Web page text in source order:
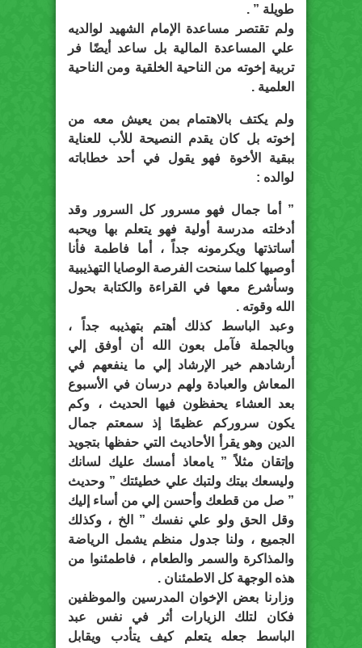
طويلة ” .
ولم تقتصر مساعدة الإمام الشهيد لوالديه
علي المساعدة المالية بل ساعد أيضًا فر
تربية إخوته من الناحية الخلقية ومن الناحية
العلمية .
ولم يكتف بالاهتمام بمن يعيش معه من
إخوته بل كان يقدم النصيحة للأب للعناية
ببقية الأخوة فهو يقول في أحد خطاباته
لوالده :
” أما جمال فهو مسرور كل السرور وقد
أدخلته مدرسة أولية فهو يتعلم بها ويحبه
أساتذتها ويكرمونه جداً ، أما فاطمة فأنا
أوصيها كلما سنحت الفرصة الوصايا التهذيبية
وسأشرع معها في القراءة والكتابة بحول
الله وقوته .
وعبد الباسط كذلك أهتم بتهذيبه جداً ،
وبالجملة فآمل بعون الله أن أوفق إلي
أرشادهم خير الإرشاد إلي ما ينفعهم في
المعاش والعبادة ولهم درسان في الأسبوع
بعد العشاء يحفظون فيها الحديث ، وكم
يكون سروركم عظيمًا إذ سمعتم جمال
الدين وهو يقرأ الأحاديث التي حفظها بتجويد
وإتقان مثلاً ” يامعاذ أمسك عليك لسانك
وليسعك بيتك ولتبك علي خطيئتك ” وحديث
” صل من قطعك وأحسن إلي من أساء إليك
وقل الحق ولو علي نفسك ” الخ ، وكذلك
الجميع ، ولنا جدول منظم يشمل الرياضة
والمذاكرة والسمر والطعام ، فاطمئنوا من
هذه الوجهة كل الاطمئنان .
وزارنا بعض الإخوان المدرسين والموظفين
فكان لتلك الزيارات أثر في نفس عبد
الباسط جعله يتعلم كيف يتأدب ويقابل